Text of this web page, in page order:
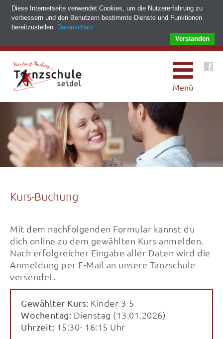
Menü
Kurs-Buchung
Mit dem nachfolgenden Formular kannst du
dich online zu dem gewählten Kurs anmelden.
Nach erfolgreicher Eingabe aller Daten wird die
Anmeldung per E-Mail an unsere Tanzschule
versendet.
Gewählter Kurs: Kinder 3-5
Wochentag: Dienstag (13.01.2026)
Uhrzeit: 15:30- 16:15 Uhr
Diese Internetseite verwendet Cookies, um die Nutzererfahrung zu
verbessern und den Benutzern bestimmte Dienste und Funktionen
bereitzustellen. Datenschutz
Verstanden